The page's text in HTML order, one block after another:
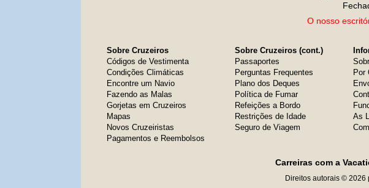
O nosso
Sobre Cruzeiros
Códigos de Vestimenta
Condições Climáticas
Encontre um Navio
Fazendo as Malas
Gorjetas em Cruzeiros
Mapas
Novos Cruzeiristas
Pagamentos e Reembolsos
Sobre Cruzeiros (cont.)
Passaportes
Perguntas Frequentes
Plano dos Deques
Política de Fumar
Refeições a Bordo
Restrições de Idade
Seguro de Viagem
Por
As
Carreiras com a
Direitos autorais © 2026